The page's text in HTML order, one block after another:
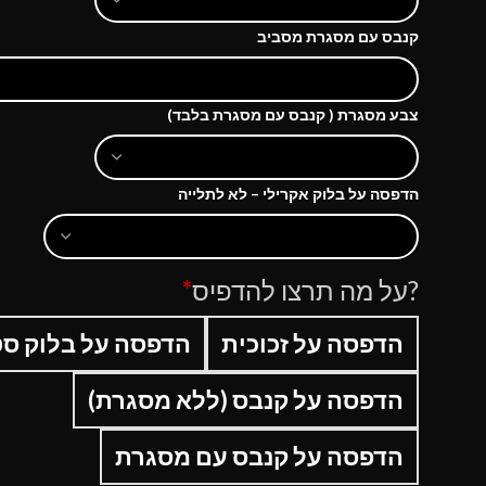
קנבס עם מסגרת מסביב
צבע מסגרת ( קנבס עם מסגרת בלבד)
הדפסה על בלוק אקרילי – לא לתלייה
?על מה תרצו להדפיס*
הדפסה על זכוכית
הדפסה על בלוק
הדפסה על קנבס (ללא מסגרת)
הדפסה על קנבס עם מסגרת